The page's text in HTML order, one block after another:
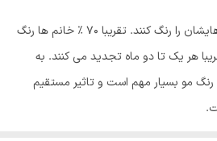
اکثر خانم ها دوست دارند موهایشان را رنگ کنند. تقریبا 70 % خانم ها رنگ
هر یک تا دو ماه تجدید می کنند. به
رنگ مو بسیار مهم است و تاثیر مستقیم